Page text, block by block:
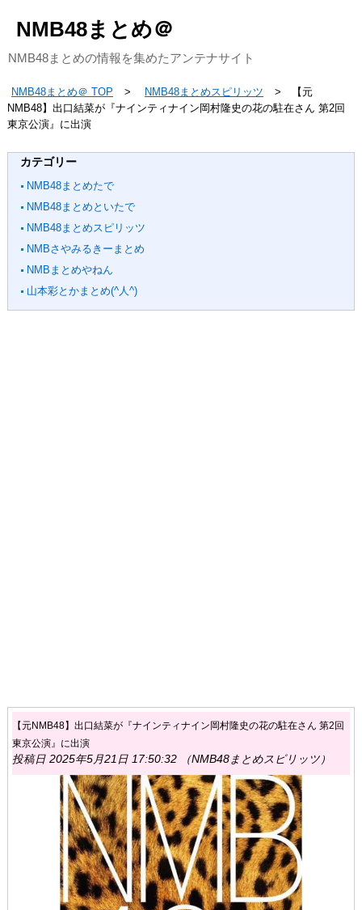
NMB48まとめ＠
NMB48まとめの情報を集めたアンテナサイト
NMB48まとめ＠ TOP NMB48まとめスピリッツ
【元
NMB48】出口結菜が『ナインティナイン岡村隆史の花の駐在さん 第2回
東京公演』に出演
カテゴリー
NMB48まとめたで
NMB48まとめといたで
NMB48まとめスピリッツ
NMBさやみるきーまとめ
NMBまとめやねん
山本彩とかまとめ(^人^)
【元NMB48】出口結菜が『ナインティナイン岡村隆史の花の駐在さん 第2回
東京公演』に出演
投稿日 2025年5月21日 17:50:32 （NMB48まとめスピリッツ）